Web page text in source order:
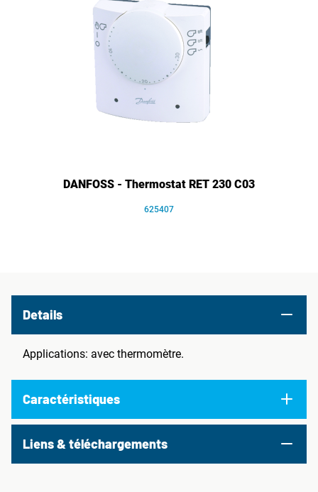
DANFOSS - Thermostat RET 230 C03
625407
Details
Applications: avec thermomètre.
Caractéristiques
Liens & téléchargements